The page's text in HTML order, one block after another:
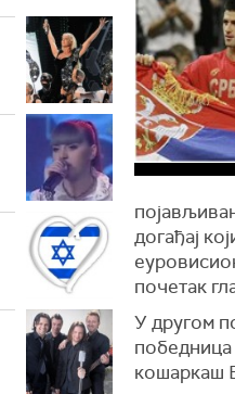
догађај
почетак
У другом
победница
кошаркаш